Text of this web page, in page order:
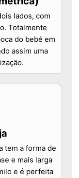
lados, com
Totalmente
do bebé em
assim uma
tem a forma de
e mais larga
e é perfeita